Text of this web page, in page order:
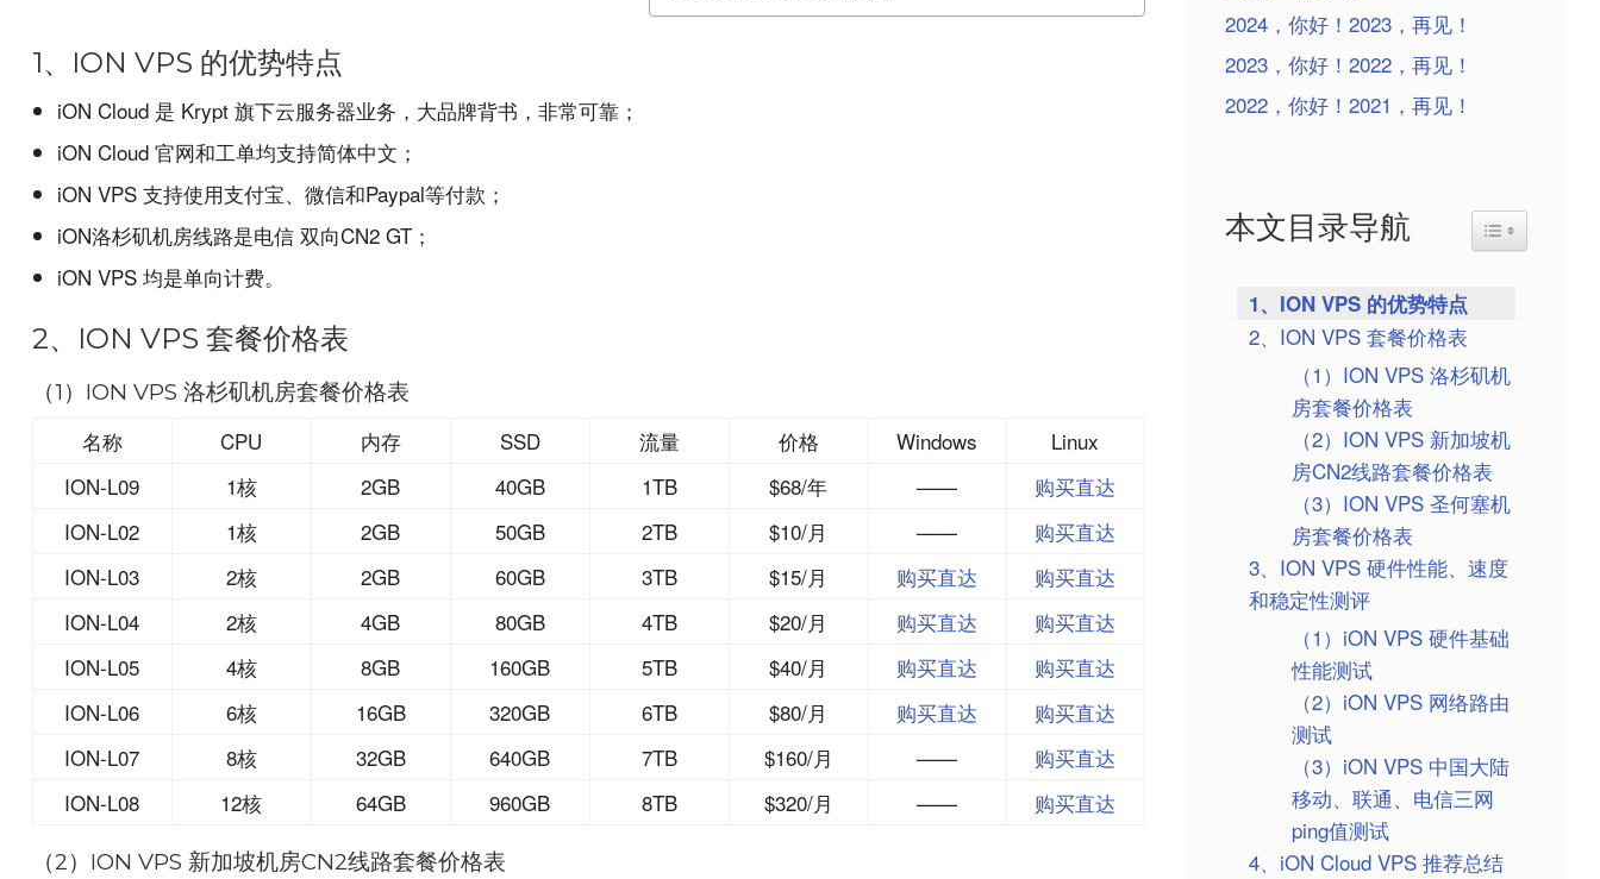
1、ION VPS 的优势特点
iON Cloud 是 Krypt 旗下云服务器业务，大品牌背书，非常可靠；
iON Cloud 官网和工单均支持简体中文；
iON VPS 支持使用支付宝、微信和Paypal等付款；
iON洛杉矶机房线路是电信 双向CN2 GT；
iON VPS 均是单向计费。
2、ION VPS 套餐价格表
（1）ION VPS 洛杉矶机房套餐价格表
名称 CPU 内存 SSD 流量 价格 Windows
Linux
ION-L09
1核 2GB 40GB 1TB $68/年 ——
购买直达
ION-L02
1核 2GB 50GB 2TB $10/月 ——
购买直达
ION-L03
2核 2GB 60GB 3TB $15/月 购买直达
购买直达
ION-L04
2核 4GB 80GB 4TB $20/月 购买直达
购买直达
ION-L05
4核 8GB 160GB 5TB $40/月 购买直达
购买直达
ION-L06
6核 16GB 320GB 6TB $80/月 购买直达
购买直达
ION-L07
8核 32GB 640GB 7TB $160/月 ——
购买直达
ION-L08
12核 64GB 960GB 8TB $320/月 —— 购买直达
（2）ION VPS 新加坡机房CN2线路套餐价格表
2024，你好！2023，再见！
2023，你好！2022，再见！
2022，你好！2021，再见！
本文目录导航 Toggle Table
1、ION VPS 的优势特点
2、ION VPS 套餐价格表
（1）ION VPS 洛杉矶机
房套餐价格表
（2）ION VPS 新加坡机
房CN2线路套餐价格表
（3）ION VPS 圣何塞机
房套餐价格表
3、ION VPS 硬件性能、速度
和稳定性测评
（1）iON VPS 硬件基础
性能测试
（2）iON VPS 网络路由
测试
（3）iON VPS 中国大陆
移动、联通、电信三网
ping值测试
4、iON Cloud VPS 推荐总结